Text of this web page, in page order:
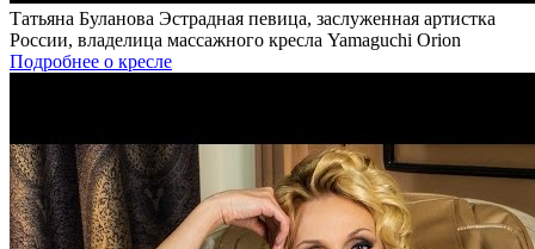
Татьяна Буланова Эстрадная певица, заслуженная артистка
России, владелица массажного кресла Yamaguchi Orion
Подробнее о кресле